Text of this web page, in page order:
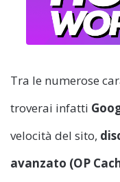
Tra le numerose
troverai infatti
velocità del sito,
avanzato (OP